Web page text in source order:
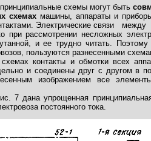
схемы могут быть
схемах машины, аппараты и
Электрические связи
при рассмотрении несложных
и ее трудно читать.
пользуются разнесенными
контакты и обмотки всех
и соединены друг с другом в
изображением все
7 дана упрощенная
постоянного тока.